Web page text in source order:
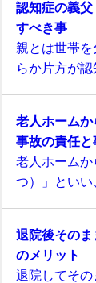
認知症の義
すべき事
親とは世帯
らか片方が認
老人ホーム
事故の責任と
老人ホーム
つ）」といい
退院後その
のメリット
退院してそ